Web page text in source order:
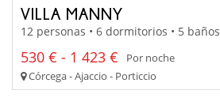
VILLA MANNY
12 personas • 6 dormitorios • 5 baños
530 € - 1 423 €
Por noche
Córcega - Ajaccio - Porticcio